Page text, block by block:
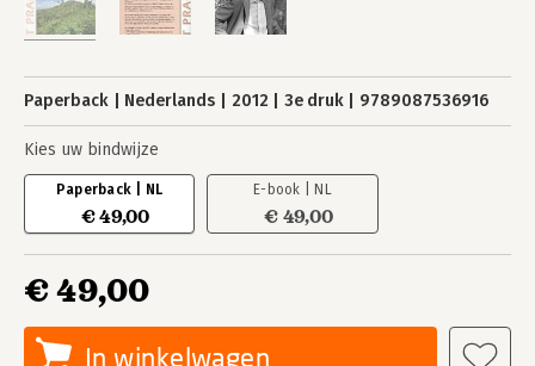
Paperback Nederlands 2012 3e druk 9789087536916
Kies uw bindwijze
Paperback | NL
€ 49,00
E-book | NL
€ 49,00
€ 49,00
In winkelwagen